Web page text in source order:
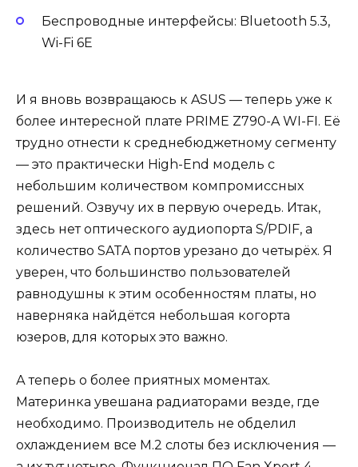
Беспроводные интерфейсы: Bluetooth 5.3,
Wi-Fi 6E
И я вновь возвращаюсь к ASUS — теперь уже к
более интересной плате PRIME Z790-A WI-FI. Её
трудно отнести к среднебюджетному сегменту
— это практически High-End модель с
небольшим количеством компромиссных
решений. Озвучу их в первую очередь. Итак,
здесь нет оптического аудиопорта S/PDIF, а
количество SATA портов урезано до четырёх. Я
уверен, что большинство пользователей
равнодушны к этим особенностям платы, но
наверняка найдётся небольшая когорта
юзеров, для которых это важно.
А теперь о более приятных моментах.
Материнка увешана радиаторами везде, где
необходимо. Производитель не обделил
охлаждением все М.2 слоты без исключения —